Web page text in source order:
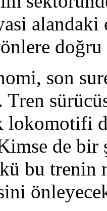
son
Tren
lokomotifi
Kimse de
bu trenin